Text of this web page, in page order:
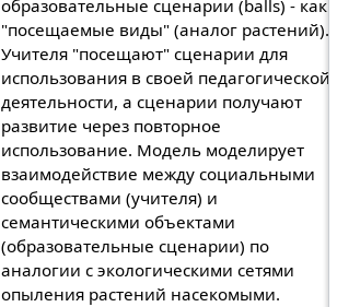
образовательные сценарии (balls) - как
"посещаемые виды" (аналог растений).
Учителя "посещают" сценарии для
использования в своей педагогической
деятельности, а сценарии получают
развитие через повторное
использование. Модель моделирует
взаимодействие между социальными
сообществами (учителя) и
семантическими объектами
(образовательные сценарии) по
аналогии с экологическими сетями
опыления растений насекомыми.